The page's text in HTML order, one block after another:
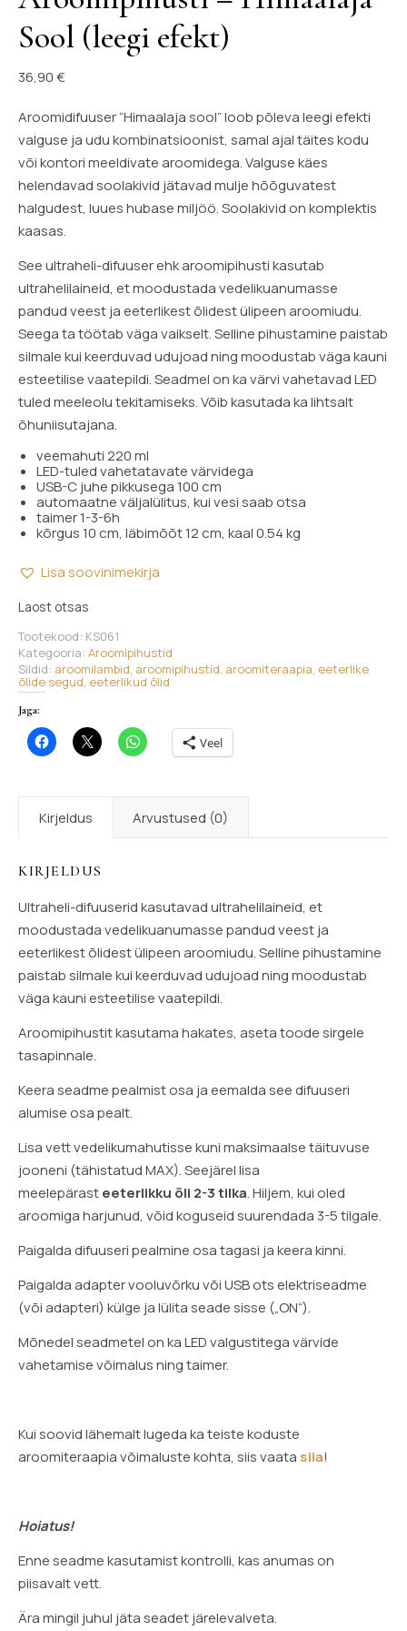
Sool (leegi efekt)
36,90€
Aroomidifuuser “Himaalaja sool” loob põleva leegi efekti
valguse ja udu kombinatsioonist, samal ajal täites kodu
või kontori meeldivate aroomidega. Valguse käes
helendavad soolakivid jätavad mulje hõõguvatest
halgudest, luues hubase miljöö. Soolakivid on komplektis
kaasas.
See ultraheli-difuuser ehk aroomipihusti kasutab
ultrahelilaineid, et moodustada vedelikuanumasse
pandud veest ja eeterlikest õlidest ülipeen aroomiudu.
Seega ta töötab väga vaikselt. Selline pihustamine paistab
silmale kui keerduvad udujoad ning moodustab väga kauni
esteetilise vaatepildi. Seadmel on ka värvi vahetavad LED
tuled meeleolu tekitamiseks. Võib kasutada ka lihtsalt
õhuniisutajana.
veemahuti 220 ml
LED-tuled vahetatavate värvidega
USB-C juhe pikkusega 100 cm
automaatne väljalülitus, kui vesi saab otsa
taimer 1-3-6h
kõrgus 10 cm, läbimõõt 12 cm, kaal 0.54 kg
Lisa soovinimekirja
Laost otsas
Tootekood: KS061
Kategooria: Aroomipihustid
Sildid: aroomilambid, aroomipihustid, aroomiteraapia, eeterlike
õlide segud, eeterlikud õlid
Jaga:
Veel
Kirjeldus Arvustused (0)
KIRJELDUS
Ultraheli-difuuserid kasutavad ultrahelilaineid, et
moodustada vedelikuanumasse pandud veest ja
eeterlikest õlidest ülipeen aroomiudu. Selline pihustamine
paistab silmale kui keerduvad udujoad ning moodustab
väga kauni esteetilise vaatepildi.
Aroomipihustit kasutama hakates, aseta toode sirgele
tasapinnale.
Keera seadme pealmist osa ja eemalda see difuuseri
alumise osa pealt.
Lisa vett vedelikumahutisse kuni maksimaalse täituvuse
jooneni (tähistatud MAX). Seejärel lisa
meelepärasteeterlikku õli 2-3 tilka. Hiljem, kui oled
aroomiga harjunud, võid koguseid suurendada 3-5 tilgale.
Paigalda difuuseri pealmine osa tagasi ja keera kinni.
Paigalda adapter vooluvõrku või USB ots elektriseadme
(või adapteri) külge ja lülita seade sisse („ON“).
Mõnedel seadmetel on ka LED valgustitega värvide
vahetamise võimalus ning taimer.
Kui soovid lähemalt lugeda ka teiste koduste
aroomiteraapia võimaluste kohta, siis vaata siia!
Hoiatus!
Enne seadme kasutamist kontrolli, kas anumas on
piisavalt vett.
Ära mingil juhul jäta seadet järelevalveta.